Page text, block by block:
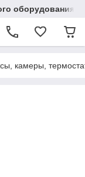
оборудования
камеры,